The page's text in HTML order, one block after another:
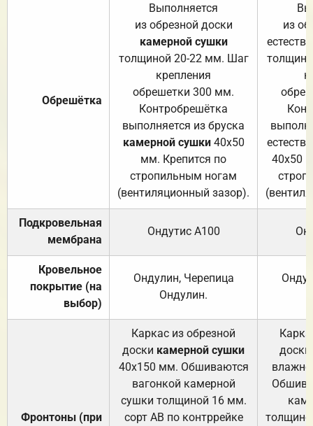
Обрешётка
Выполняется
из обрезной доски
камерной сушки
толщиной 20-22 мм. Шаг
крепления
обрешетки 300 мм.
Контробрешётка
выполняется из бруска
камерной сушки40х50
мм. Крепится по
стропильным ногам
(вентиляционный зазор).
из
40х50
Подкровельная
мембрана
Ондутис А100
Кровельное
покрытие (на
выбор)
Ондулин, Черепица
Ондулин.
Фронтоны (при
Каркас из обрезной
доски камерной сушки
40х150 мм. Обшиваются
вагонкой камерной
сушки толщиной 16 мм.
сорт АВ по контррейке
доски